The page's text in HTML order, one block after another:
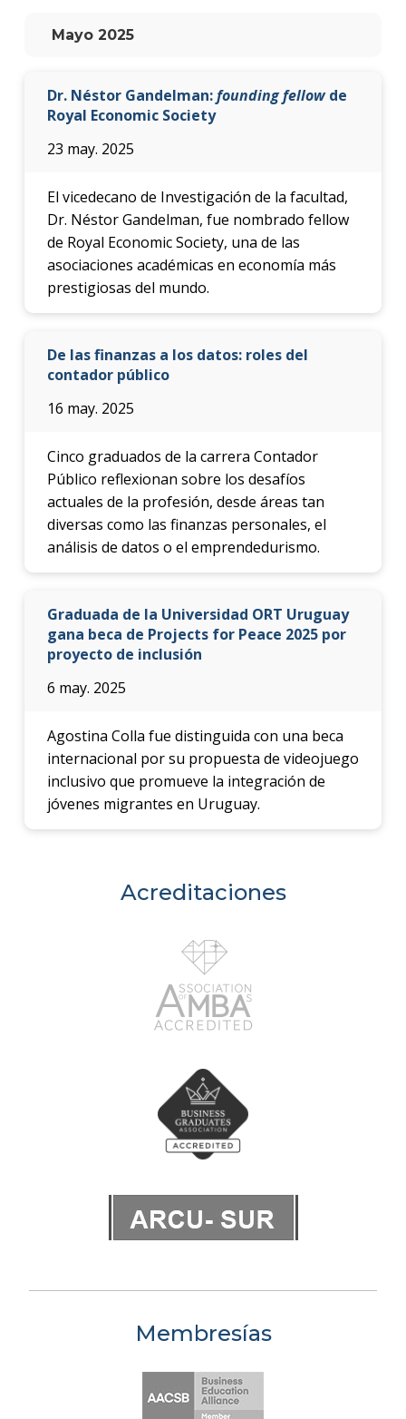
Mayo 2025
Dr. Néstor Gandelman:founding fellowde
Royal Economic Society
23 may. 2025
El vicedecano de Investigación de la facultad,
Dr. Néstor Gandelman, fue nombrado fellow
de Royal Economic Society, una de las
asociaciones académicas en economía más
prestigiosas del mundo.
De las finanzas a los datos: roles del
contador público
16 may. 2025
Cinco graduados de la carrera Contador
Público reflexionan sobre los desafíos
actuales de la profesión, desde áreas tan
diversas como las finanzas personales, el
análisis de datos o el emprendedurismo.
Graduada de la Universidad ORT Uruguay
gana beca de Projects for Peace 2025 por
proyecto de inclusión
6 may. 2025
Agostina Colla fue distinguida con una beca
internacional por su propuesta de videojuego
inclusivo que promueve la integración de
jóvenes migrantes en Uruguay.
Acreditaciones
Membresías